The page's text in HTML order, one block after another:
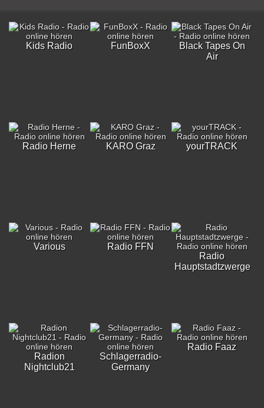
Kids Radio FunBoxX
Black Tapes On
Air
Radio Herne KARO Graz yourTRACK
Various
Radio FFN
Radio
Hauptstadtzwerge
Radion
Nightclub21
Schlagerradio-
Germany
Radio Faaz